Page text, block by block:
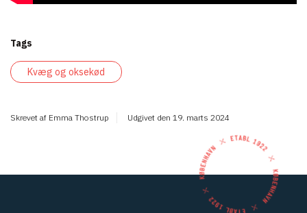
Tags
Kvæg og oksekød
Skrevet af Emma Thostrup Udgivet den 19. marts 2024